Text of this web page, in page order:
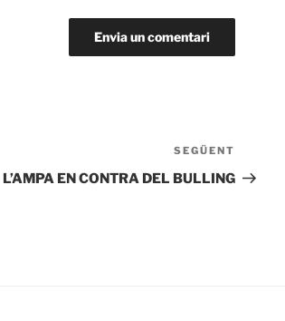
següent
SEGÜENT
L’AMPA EN CONTRA DEL BULLING